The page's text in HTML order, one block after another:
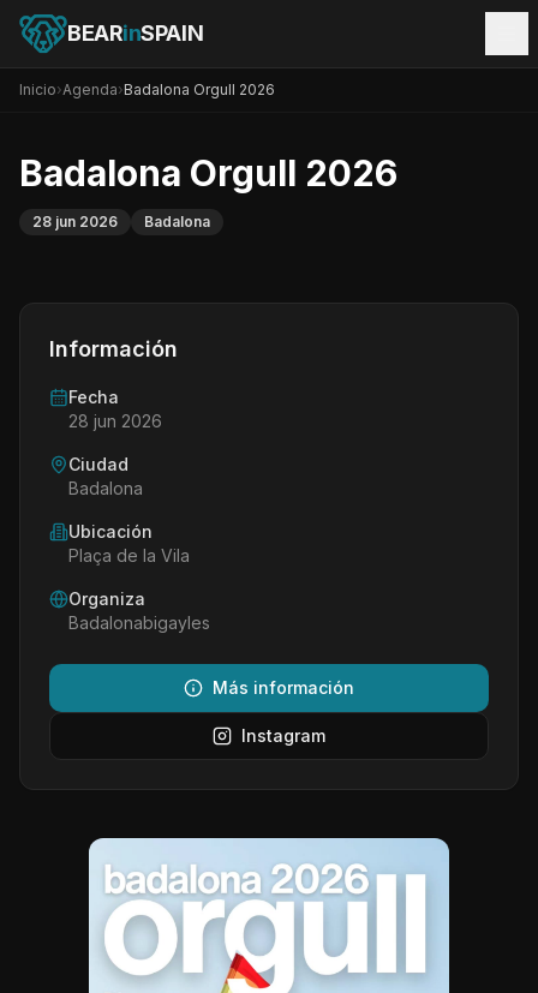
BEARinSPAIN
Inicio›Agenda›Badalona Orgull 2026
Badalona Orgull 2026
28 jun 2026 Badalona
Información
Fecha
28 jun 2026
Ciudad
Badalona
Ubicación
Plaça de la Vila
Organiza
Badalonabigayles
Más información
Instagram